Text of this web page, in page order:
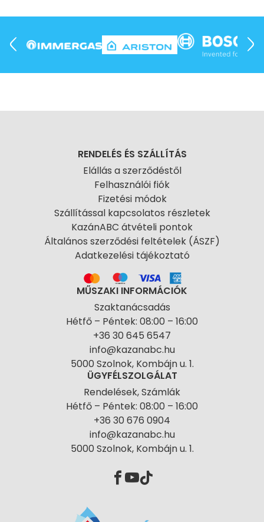
RENDELÉS ÉS SZÁLLÍTÁS
Elállás a szerződéstől
Felhasználói fiók
Fizetési módok
Szállítással kapcsolatos részletek
KazánABC átvételi pontok
Általános szerződési feltételek (ÁSZF)
Adatkezelési tájékoztató
MŰSZAKI INFORMÁCIÓK
Szaktanácsadás
Hétfő – Péntek: 08:00 – 16:00
+36 30 645 6547
info@kazanabc.hu
5000 Szolnok, Kombájn u. 1.
ÜGYFÉLSZOLGÁLAT
Rendelések, Számlák
Hétfő – Péntek: 08:00 – 16:00
+36 30 676 0904
info@kazanabc.hu
5000 Szolnok, Kombájn u. 1.